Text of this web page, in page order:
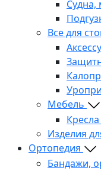
Все для
Мебель
Изделия
Ортопедия
Бандажи,